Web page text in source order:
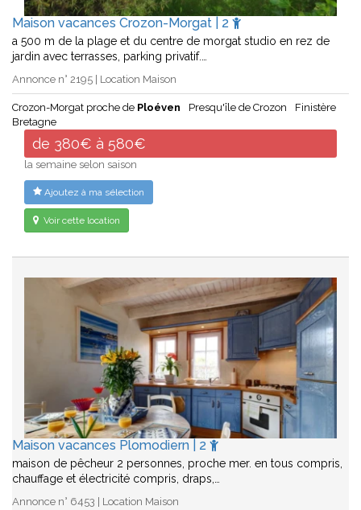
Maison vacances Crozon-Morgat | 2
a 500 m de la plage et du centre de morgat studio en rez de
jardin avec terrasses, parking privatif.…
Annonce n° 2195 | Location Maison
Crozon-Morgat proche de Ploéven Presqu'île de Crozon
Finistère
Bretagne
de 380€ à 580€
la semaine selon saison
Ajoutez à ma sélection
Voir cette location
Maison vacances Plomodiern | 2
maison de pêcheur 2 personnes, proche mer. en tous compris,
chauffage et électricité compris, draps,…
Annonce n° 6453 | Location Maison